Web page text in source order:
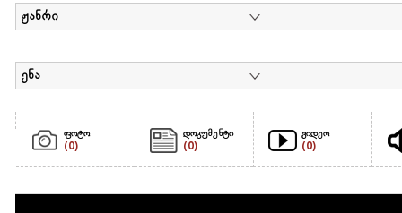
ჟანრი
ენა
ფოტო
(0)
დოკუმენტი
(0)
ვიდეო
(0)